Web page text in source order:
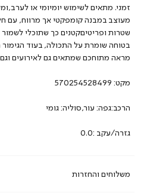
משלוחים והחזרות
זמני. מתאים לשימוש יומיומי או
מעוצב במבנה קומפקטי אך מרווח, עם
שטרות ופריטיםקטנים כך שתוכלי
בטוחה שומרת על התכולה, בעוד הגימור
מראה מתוחכם שמתאים גם לאירועים
מקט: 570254528499
הרכב:גפה: עור,סוליה: גומי
גזרה/עקב :0.0